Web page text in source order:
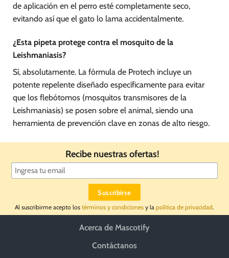
de aplicación en el perro esté completamente seco,
evitando así que el gato lo lama accidentalmente.
¿Esta pipeta protege contra el mosquito de la
Leishmaniasis?
Sí, absolutamente. La fórmula de Protech incluye un
potente repelente diseñado específicamente para evitar
que los flebótomos (mosquitos transmisores de la
Leishmaniasis) se posen sobre el animal, siendo una
herramienta de prevención clave en zonas de alto riesgo.
Recibe nuestras ofertas!
Al suscribirme acepto los términos y condiciones y la política de privacidad.
Acerca de Mascotify
Contáctanos